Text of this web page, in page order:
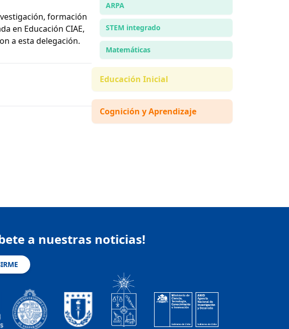
formación
en Educación CIAE,
a esta delegación.
ARPA
STEM integrado
Matemáticas
Educación Inicial
Cognición y Aprendizaje
a nuestras noticias!